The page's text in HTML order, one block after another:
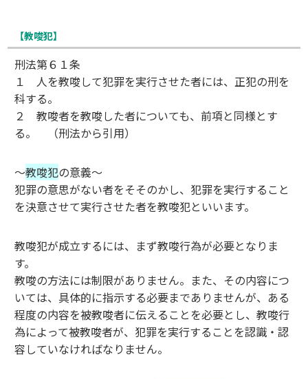
【教唆犯】
刑法第６１条
１ 人を教唆して犯罪を実行させた者には、正犯の刑を
科する。
２ 教唆者を教唆した者についても、前項と同様とす
る。 （刑法から引用）
～教唆犯の意義～
犯罪の意思がない者をそそのかし、犯罪を実行すること
を決意させて実行させた者を教唆犯といいます。
教唆犯が成立するには、まず教唆行為が必要となりま
す。
教唆の方法には制限がありません。また、その内容につ
いては、具体的に指示する必要までありませんが、ある
程度の内容を被教唆者に伝えることを必要とし、教唆行
為によって被教唆者が、犯罪を実行することを認識・認
容していなければなりません。